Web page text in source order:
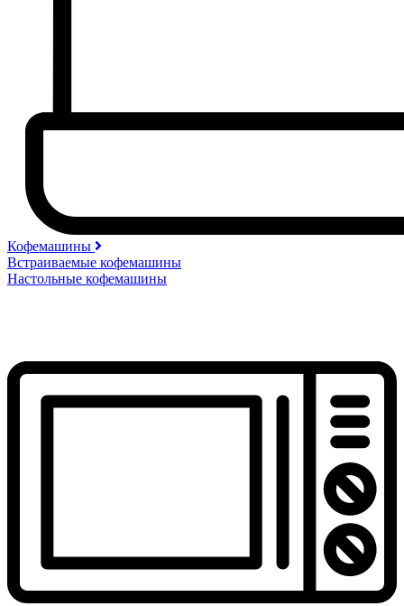
Кофемашины
Встраиваемые кофемашины
Настольные кофемашины